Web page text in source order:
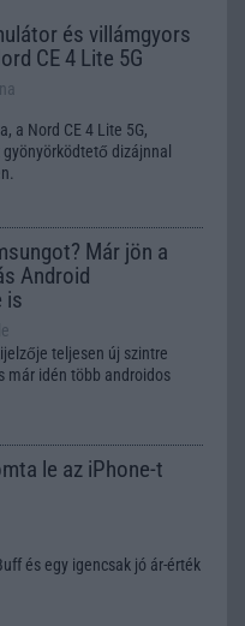
és villámgyors
CE 4 Lite 5G
a Nord CE 4 Lite 5G,
dizájnnal
Már jön a
Android
is
teljesen új szintre
már idén több androidos
le az iPhone-t
és egy igencsak jó ár-érték